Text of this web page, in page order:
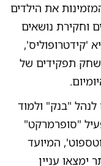
את הילדים
וחקירת נושאים
'קידטרופוליס',
תפקידים של
לנהל "בנק" ולמוד
"סופרמרקט"
המיועד
ימצאו עניין